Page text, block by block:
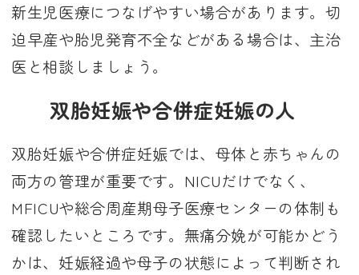
新生児医療につなげやすい場合があります。切
迫早産や胎児発育不全などがある場合は、主治
医と相談しましょう。
双胎妊娠や合併症妊娠の人
双胎妊娠や合併症妊娠では、母体と赤ちゃんの
両方の管理が重要です。NICUだけでなく、
MFICUや総合周産期母子医療センターの体制も
確認したいところです。無痛分娩が可能かどう
かは、妊娠経過や母子の状態によって判断され